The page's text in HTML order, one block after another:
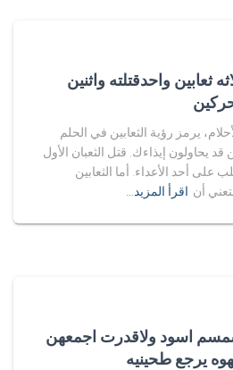
واحدقتلته واثنين
يرمز رؤية الثعابين في الحلم
قد يحاولون إيذاءك. قتل الثعبان الأول
على أحد الأعداء. أما الثعابين
أن اقرأ المزيد…
اسود ولاقدرت اجمعهن
يرجع طحينيه